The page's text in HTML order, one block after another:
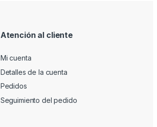
Atención al cliente
Mi cuenta
Detalles de la cuenta
Pedidos
Seguimiento del pedido